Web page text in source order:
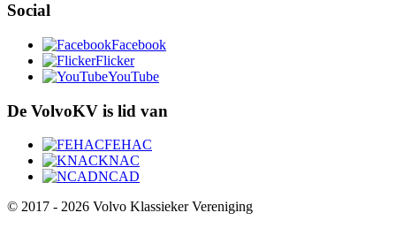
Social
Facebook
Flicker
YouTube
De VolvoKV is lid van
FEHAC
KNAC
NCAD
© 2017 - 2026 Volvo Klassieker Vereniging